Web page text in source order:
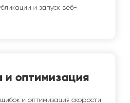
и запуск веб-
и оптимизация
и оптимизация скорости